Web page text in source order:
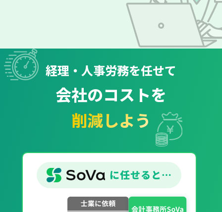
経理・人事労務を任せて
会社のコストを
削減しよう